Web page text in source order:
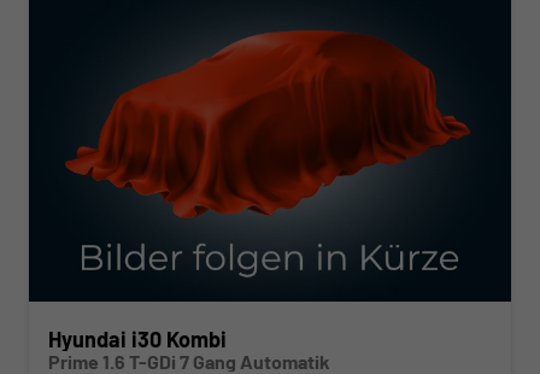
Hyundai i30 Kombi
Prime 1.6 T-GDi 7 Gang Automatik